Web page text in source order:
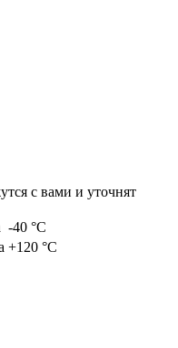
с вами и уточнят
-40 °C
+120 °C